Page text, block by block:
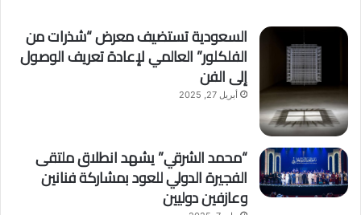
السعودية تستضيف معرض “شذرات من
الفلكلور” العالمي لإعادة تعريف الوصول
إلى الفن
أبريل 27, 2025
“محمد الشرقي” يشهد انطلاق ملتقى
الفجيرة الدولي للعود بمشاركة فنانين
وعازفين دوليين